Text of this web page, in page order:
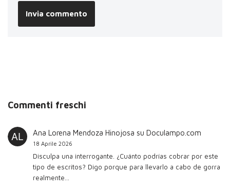
Commenti freschi
Ana Lorena Mendoza Hinojosa su Doculampo.com
18 Aprile 2026
Disculpa una interrogante. ¿Cuánto podrías cobrar por este
tipo de escritos? Digo porque para llevarlo a cabo de gorra
realmente…